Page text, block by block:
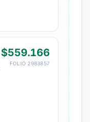
$559.166
FOLIO 2983857